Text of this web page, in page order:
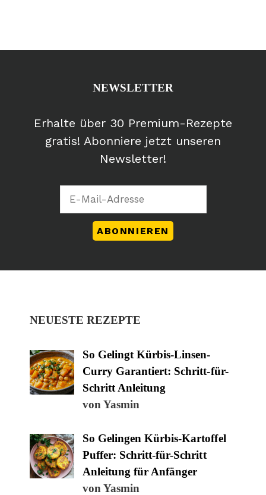
NEWSLETTER
Erhalte über 30 Premium-Rezepte
gratis! Abonniere jetzt unseren
Newsletter!
NEUESTE REZEPTE
So Gelingt Kürbis-Linsen-
Curry Garantiert: Schritt-für-
Schritt Anleitung
von Yasmin
So Gelingen Kürbis-Kartoffel
Puffer: Schritt-für-Schritt
Anleitung für Anfänger
von Yasmin